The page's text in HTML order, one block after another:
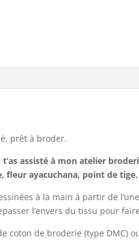
prêt à broder.
assisté à mon atelier
fleur ayacuchana, point de
à la main à partir de
l’envers du tissu pour
coton de broderie (type DMC)